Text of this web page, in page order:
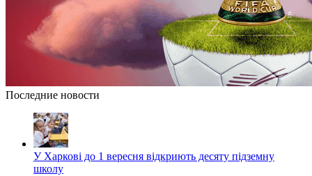
Последние новости
У Харкові до 1 вересня відкриють десяту підземну
школу